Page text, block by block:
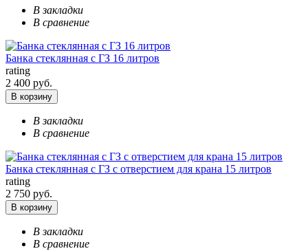
В закладки
В сравнение
Банка стеклянная с ГЗ 16 литров
rating
2 400 руб.
В корзину
В закладки
В сравнение
Банка стеклянная с ГЗ с отверстием для крана 15 литров
rating
2 750 руб.
В корзину
В закладки
В сравнение